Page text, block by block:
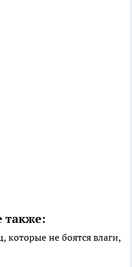
также:
не боятся влаги,